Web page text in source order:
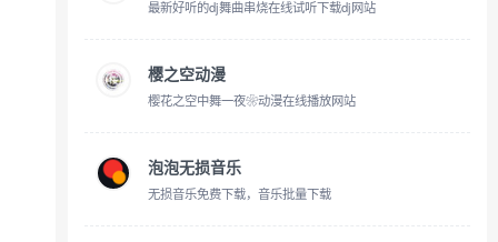
最新好听的dj舞曲串烧在线试听下载dj网站
樱之空动漫
樱花之空中舞一夜❀动漫在线播放网站
泡泡无损音乐
无损音乐免费下载，音乐批量下载